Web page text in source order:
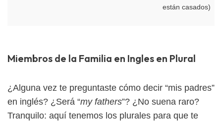
están casados)
Miembros de la Familia en Ingles en Plural
¿Alguna vez te preguntaste cómo decir “mis padres”
en inglés? ¿Será “my fathers”? ¿No suena raro?
Tranquilo: aquí tenemos los plurales para que te